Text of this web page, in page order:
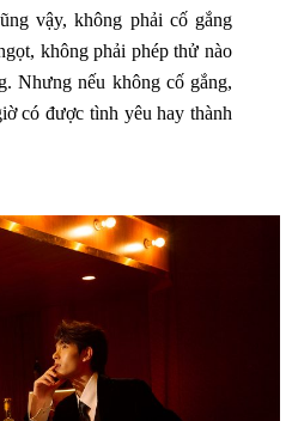
vậy, không phải cố gắng
không phải phép thử nào
Nhưng nếu không cố gắng,
có được tình yêu hay thành